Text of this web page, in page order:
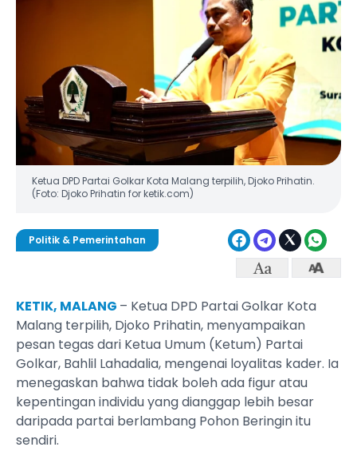
Ketua DPD Partai Golkar Kota Malang terpilih, Djoko Prihatin.
(Foto: Djoko Prihatin for ketik.com)
Politik & Pemerintahan
KETIK, MALANG – Ketua DPD Partai Golkar Kota
Malang terpilih, Djoko Prihatin, menyampaikan
pesan tegas dari Ketua Umum (Ketum) Partai
Golkar, Bahlil Lahadalia, mengenai loyalitas kader. Ia
menegaskan bahwa tidak boleh ada figur atau
kepentingan individu yang dianggap lebih besar
daripada partai berlambang Pohon Beringin itu
sendiri.